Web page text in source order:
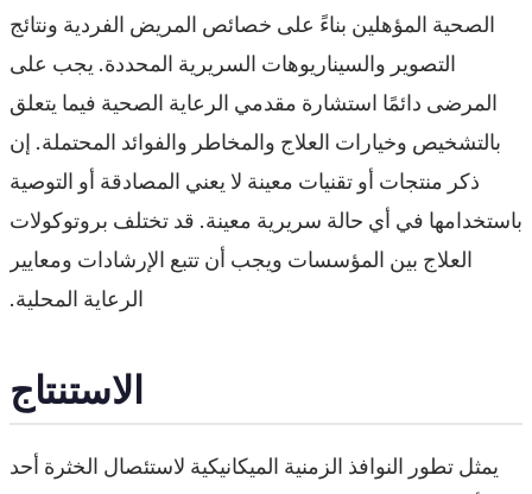
الصحية المؤهلين بناءً على خصائص المريض الفردية ونتائج
التصوير والسيناريوهات السريرية المحددة. يجب على
المرضى دائمًا استشارة مقدمي الرعاية الصحية فيما يتعلق
بالتشخيص وخيارات العلاج والمخاطر والفوائد المحتملة. إن
ذكر منتجات أو تقنيات معينة لا يعني المصادقة أو التوصية
باستخدامها في أي حالة سريرية معينة. قد تختلف بروتوكولات
العلاج بين المؤسسات ويجب أن تتبع الإرشادات ومعايير
الرعاية المحلية.
الاستنتاج
يمثل تطور النوافذ الزمنية الميكانيكية لاستئصال الخثرة أحد